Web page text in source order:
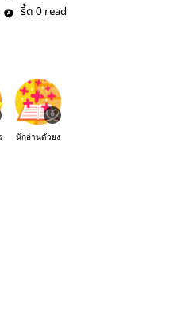
รี้ด 0 read
นักอ่านตัวยง